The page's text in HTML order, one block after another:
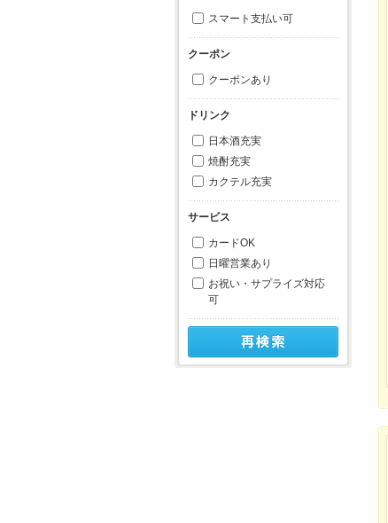
スマート支払い可
クーポン
クーポンあり
ドリンク
日本酒充実
焼酎充実
カクテル充実
サービス
カードOK
日曜営業あり
お祝い・サプライズ対応
可